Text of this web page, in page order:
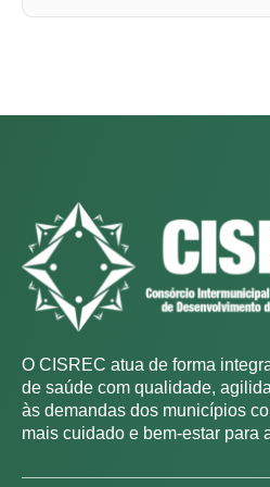
O CISREC atua de forma
de saúde com qualidade,
às demandas dos municípios
mais cuidado e bem-estar para